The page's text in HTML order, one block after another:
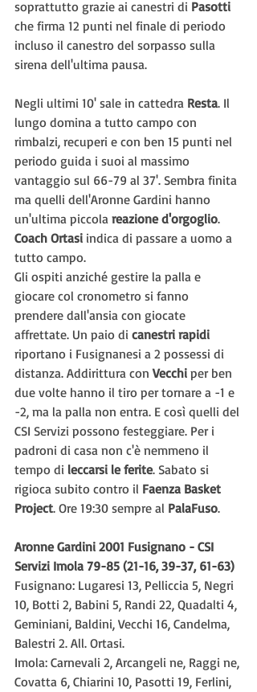
soprattutto grazie ai canestri di Pasotti
che firma 12 punti nel finale di periodo
incluso il canestro del sorpasso sulla
sirena dell'ultima pausa.
Negli ultimi 10' sale in cattedra Resta. Il
lungo domina a tutto campo con
rimbalzi, recuperi e con ben 15 punti nel
periodo guida i suoi al massimo
vantaggio sul 66-79 al 37'. Sembra finita
ma quelli dell'Aronne Gardini hanno
un'ultima piccola reazione d'orgoglio.
Coach Ortasi indica di passare a uomo a
tutto campo.
Gli ospiti anziché gestire la palla e
giocare col cronometro si fanno
prendere dall'ansia con giocate
affrettate. Un paio di canestri rapidi
riportano i Fusignanesi a 2 possessi di
distanza. Addirittura con Vecchi per ben
due volte hanno il tiro per tornare a -1 e
-2, ma la palla non entra. E così quelli del
CSI Servizi possono festeggiare. Per i
padroni di casa non c'è nemmeno il
tempo di leccarsi le ferite. Sabato si
rigioca subito contro il Faenza Basket
Project. Ore 19:30 sempre al PalaFuso.
Aronne Gardini 2001 Fusignano - CSI
Servizi Imola 79-85 (21-16, 39-37, 61-63)
Fusignano: Lugaresi 13, Pelliccia 5, Negri
10, Botti 2, Babini 5, Randi 22, Quadalti 4,
Geminiani, Baldini, Vecchi 16, Candelma,
Balestri 2. All. Ortasi.
Imola: Carnevali 2, Arcangeli ne, Raggi ne,
Covatta 6, Chiarini 10, Pasotti 19, Ferlini,